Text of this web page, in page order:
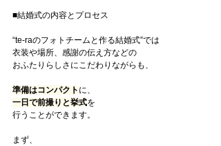
■結婚式の内容とプロセス
“te-raのフォトチームと作る結婚式”では
衣装や場所、感謝の伝え方などの
おふたりらしさにこだわりながらも、
準備はコンパクト に、
一日で前撮りと挙式を
行うことができます。
まず、